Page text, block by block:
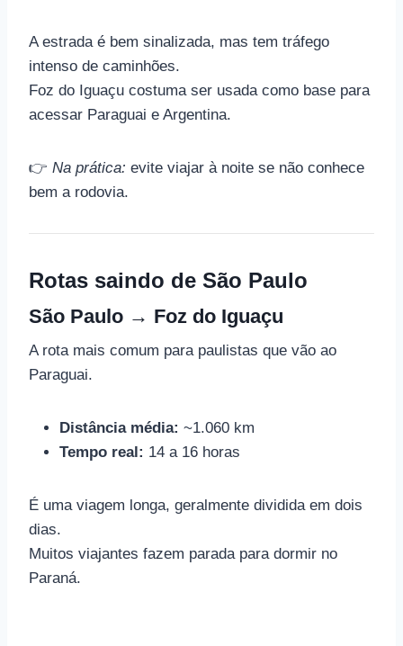
A estrada é bem sinalizada, mas tem tráfego
intenso de caminhões.
Foz do Iguaçu costuma ser usada como base para
acessar Paraguai e Argentina.
👉 Na prática: evite viajar à noite se não conhece
bem a rodovia.
Rotas saindo de São Paulo
São Paulo → Foz do Iguaçu
A rota mais comum para paulistas que vão ao
Paraguai.
Distância média: ~1.060 km
Tempo real: 14 a 16 horas
É uma viagem longa, geralmente dividida em dois
dias.
Muitos viajantes fazem parada para dormir no
Paraná.